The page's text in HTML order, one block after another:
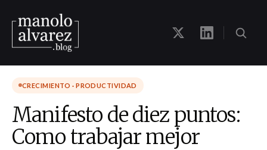
CRECIMIENTO · PRODUCTIVIDAD
Manifesto de diez puntos:
Como trabajar mejor